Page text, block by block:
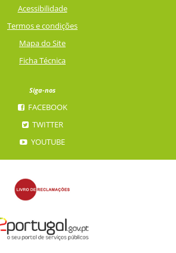
Acessibilidade
Termos e condições
Mapa do Site
Ficha Técnica
Siga-nos
FACEBOOK
TWITTER
YOUTUBE